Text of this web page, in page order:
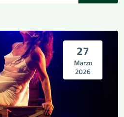
27
Marzo
2026